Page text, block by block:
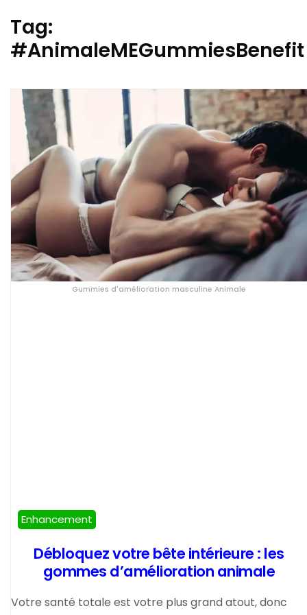
Tag:
#AnimaleMEGummiesBenefit
Gummies d'amélioration masculine Animale
Enhancement
Débloquez votre bête intérieure : les
gommes d’amélioration animale
Votre santé totale est votre plus grand atout, donc